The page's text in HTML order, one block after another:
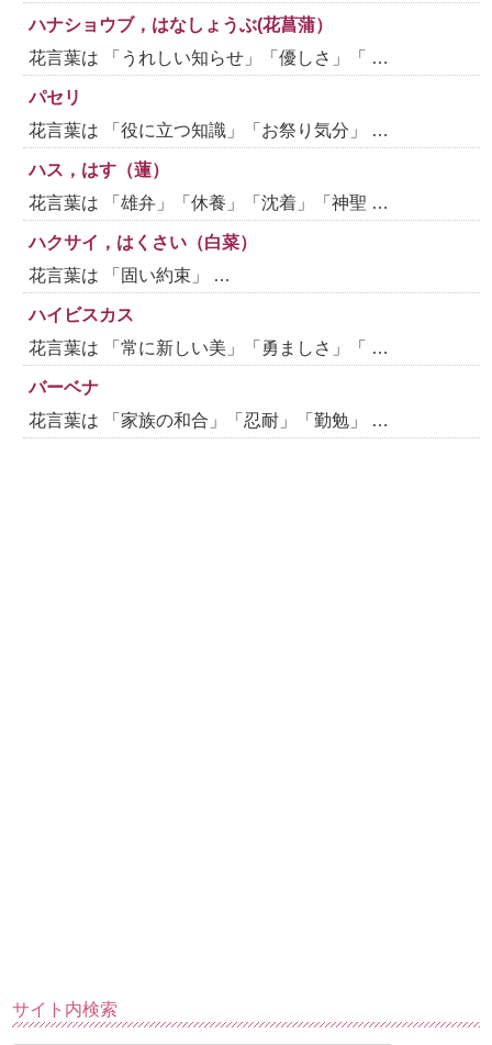
ハナショウブ，はなしょうぶ(花菖蒲）
花言葉は 「うれしい知らせ」「優しさ」「 …
パセリ
花言葉は 「役に立つ知識」「お祭り気分」 …
ハス，はす（蓮）
花言葉は 「雄弁」「休養」「沈着」「神聖 …
ハクサイ，はくさい（白菜）
花言葉は 「固い約束」 …
ハイビスカス
花言葉は 「常に新しい美」「勇ましさ」「 …
バーベナ
花言葉は 「家族の和合」「忍耐」「勤勉」 …
サイト内検索